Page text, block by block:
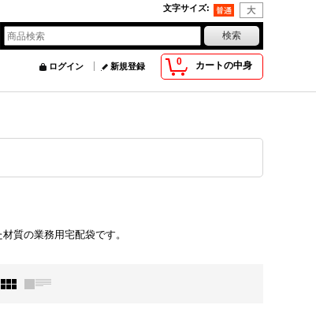
文字サイズ:
0 カートの中身
ログイン 新規登録
質の業務用宅配袋です。